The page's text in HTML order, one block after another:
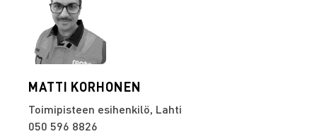
MATTI KORHONEN
Toimipisteen esihenkilö, Lahti
050 596 8826